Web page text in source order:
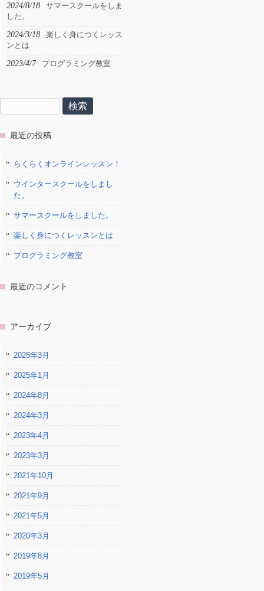
2024/8/18
サマースクールをしま
した。
2024/3/18
楽しく身につくレッス
ンとは
2023/4/7 プログラミング教室
索:
最近の投稿
らくらくオンラインレッスン！
ウインタースクールをしまし
た。
サマースクールをしました。
楽しく身につくレッスンとは
プログラミング教室
最近のコメント
アーカイブ
2025年3月
2025年1月
2024年8月
2024年3月
2023年4月
2023年3月
2021年10月
2021年9月
2021年5月
2020年3月
2019年8月
2019年5月